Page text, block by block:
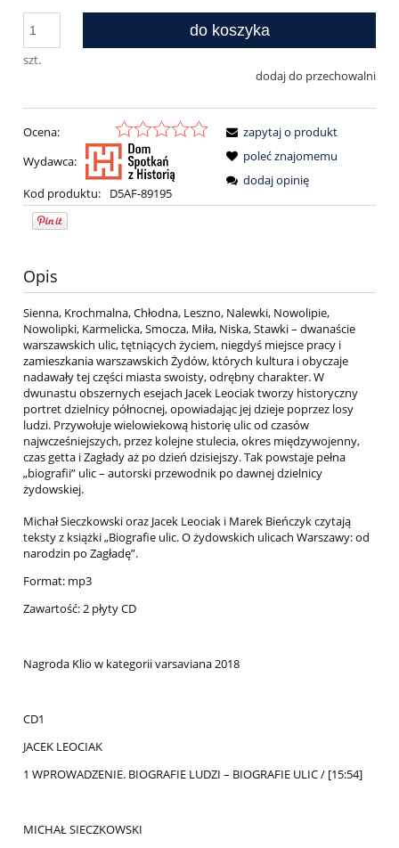
szt.
do koszyka
dodaj do przechowalni
Ocena:
Wydawca:
Kod produktu: D5AF-89195
zapytaj o produkt
poleć znajomemu
dodaj opinię
Opis
Sienna, Krochmalna, Chłodna, Leszno, Nalewki, Nowolipie,
Nowolipki, Karmelicka, Smocza, Miła, Niska, Stawki – dwanaście
warszawskich ulic, tętniących życiem, niegdyś miejsce pracy i
zamieszkania warszawskich Żydów, których kultura i obyczaje
nadawały tej części miasta swoisty, odrębny charakter. W
dwunastu obszernych esejach Jacek Leociak tworzy historyczny
portret dzielnicy północnej, opowiadając jej dzieje poprzez losy
ludzi. Przywołuje wielowiekową historię ulic od czasów
najwcześniejszych, przez kolejne stulecia, okres międzywojenny,
czas getta i Zagłady aż po dzień dzisiejszy. Tak powstaje pełna
„biografii” ulic – autorski przewodnik po dawnej dzielnicy
żydowskiej.
Michał Sieczkowski oraz Jacek Leociak i Marek Bieńczyk czytają
teksty z książki „Biografie ulic. O żydowskich ulicach Warszawy: od
narodzin po Zagładę”.
Format: mp3
Zawartość: 2 płyty CD
Nagroda Klio w kategorii varsaviana 2018
CD1
JACEK LEOCIAK
1 WPROWADZENIE. BIOGRAFIE LUDZI – BIOGRAFIE ULIC / [15:54]
MICHAŁ SIECZKOWSKI